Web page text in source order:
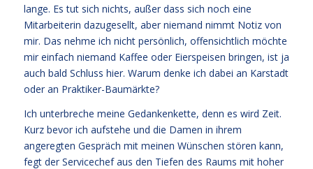
lange. Es tut sich nichts, außer dass sich noch eine
Mitarbeiterin dazugesellt, aber niemand nimmt Notiz von
mir. Das nehme ich nicht persönlich, offensichtlich möchte
mir einfach niemand Kaffee oder Eierspeisen bringen, ist ja
auch bald Schluss hier. Warum denke ich dabei an Karstadt
oder an Praktiker-Baumärkte?
Ich unterbreche meine Gedankenkette, denn es wird Zeit.
Kurz bevor ich aufstehe und die Damen in ihrem
angeregten Gespräch mit meinen Wünschen stören kann,
fegt der Servicechef aus den Tiefen des Raums mit hoher